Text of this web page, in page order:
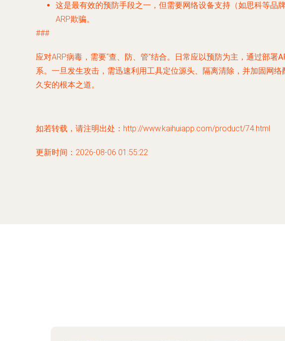
这是最有效的预防手段之一，但需要网络设备支持（如思科等品
ARP欺骗。
###
应对ARP病毒，需要“查、防、管”结合。日常应以预防为主，通过部署
系。一旦发生攻击，需迅速利用工具定位源头、隔离清除，并加固网
久安的根本之道。
如若转载，请注明出处：http://www.kaihuiapp.com/product/74.html
更新时间：2026-08-06 01:55:22